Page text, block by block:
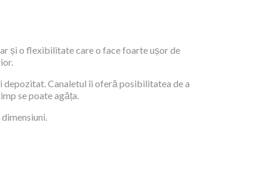
și o flexibilitate care o face foarte ușor de
depozitat. Canaletul îi oferă posibilitatea de a
se poate agăța.